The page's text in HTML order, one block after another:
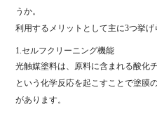
うか。
利用するメリットとして主に3つ挙げ
1.セルフクリーニング機能
光触媒塗料は、原料に含まれる酸化
という化学反応を起こすことで塗膜
があります。